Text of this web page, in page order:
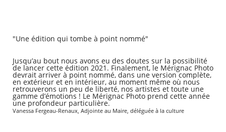
"Une édition qui tombe à point nommé"
Jusqu’au bout nous avons eu des doutes sur la possibilité
de lancer cette édition 2021. Finalement, le Mérignac Photo
devrait arriver à point nommé, dans une version complète,
en extérieur et en intérieur, au moment même où nous
retrouverons un peu de liberté, nos artistes et toute une
gamme d’émotions ! Le Mérignac Photo prend cette année
une profondeur particulière.
Vanessa Fergeau-Renaux, Adjointe au Maire, déléguée à la culture